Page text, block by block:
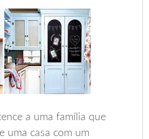
a uma família que
uma casa com um